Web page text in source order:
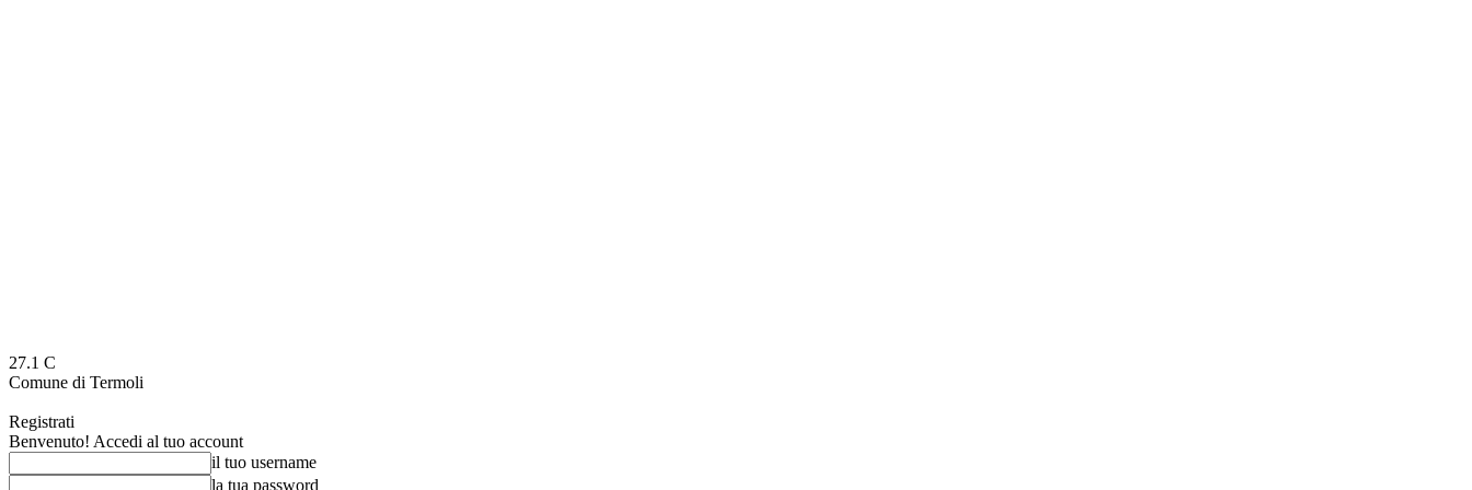
27.1 C
Comune di Termoli
Registrati
Benvenuto! Accedi al tuo account
il tuo username
la tua password